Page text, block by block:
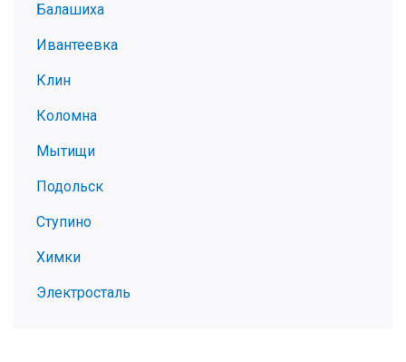
Балашиха
Ивантеевка
Клин
Коломна
Мытищи
Подольск
Ступино
Химки
Электросталь